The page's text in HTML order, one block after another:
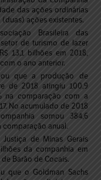
das ações ordinárias
ações existentes.
Brasileira das
de turismo de lazer
13,1 bilhões em 2018,
o ano anterior.
que a produção de
de 2018 atingiu 100,9
na comparação com a
No acumulado de 2018
somou 384,6
comparação anual.
de Minas Gerais
da companhia em
Barão de Cocais.
que o Goldman Sachs